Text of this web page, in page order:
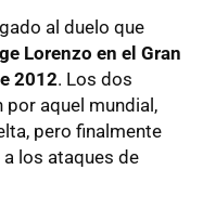
al duelo que
Lorenzo en el Gran
2012. Los dos
por aquel mundial,
pero finalmente
los ataques de